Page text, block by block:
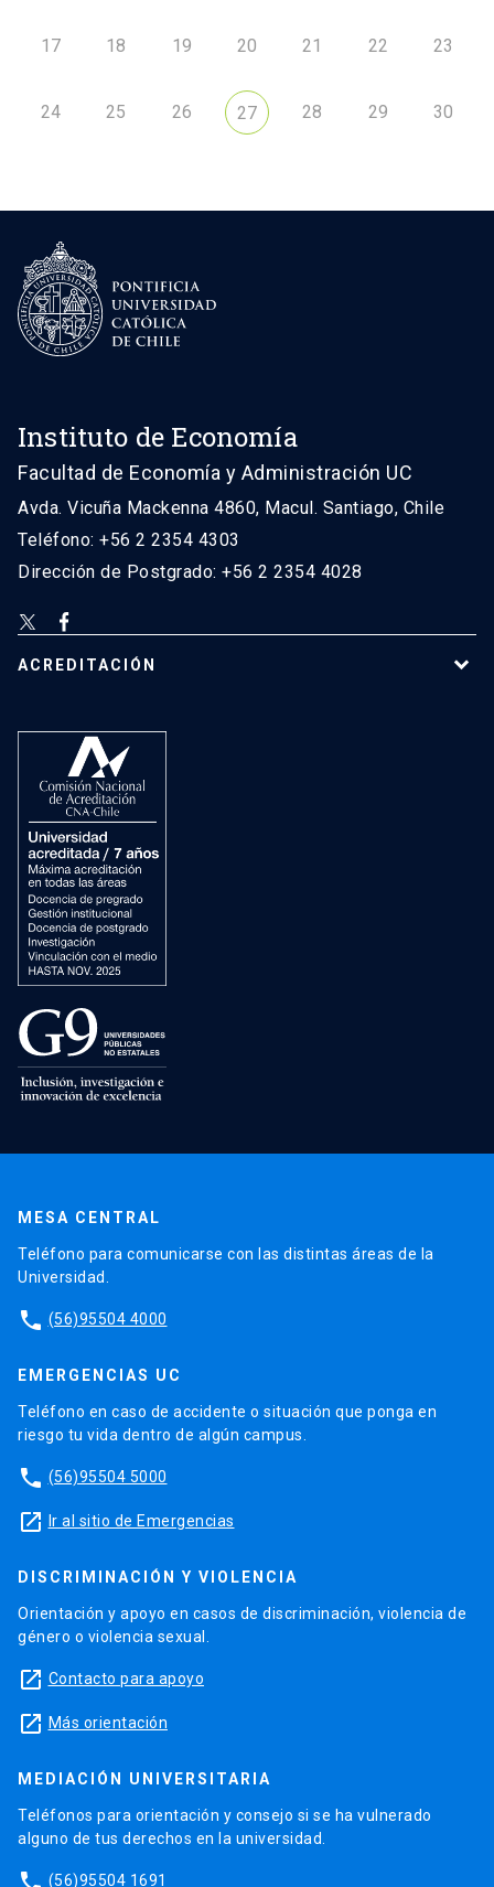
17 18 19 20 21 22 23
24 25 26 27 28 29 30
Instituto de Economía
Facultad de Economía y Administración UC
Avda. Vicuña Mackenna 4860, Macul. Santiago, Chile
Teléfono: +56 2 2354 4303
Dirección de Postgrado: +56 2 2354 4028
ACREDITACIÓN
MESA CENTRAL
Teléfono para comunicarse con las distintas áreas de la
Universidad.
phone (56)95504 4000
EMERGENCIAS UC
Teléfono en caso de accidente o situación que ponga en
riesgo tu vida dentro de algún campus.
phone (56)95504 5000
launch Ir al sitio de Emergencias
DISCRIMINACIÓN Y VIOLENCIA
Orientación y apoyo en casos de discriminación, violencia de
género o violencia sexual.
launch Contacto para apoyo
launch Más orientación
MEDIACIÓN UNIVERSITARIA
Teléfonos para orientación y consejo si se ha vulnerado
alguno de tus derechos en la universidad.
(56)95504 1691